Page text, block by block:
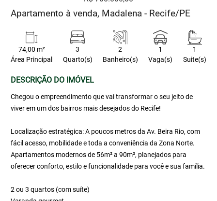
Apartamento à venda, Madalena - Recife/PE
74,00 m²
Área Principal
3
Quarto(s)
2
Banheiro(s)
1
Vaga(s)
1
Suite(s)
DESCRIÇÃO DO IMÓVEL
Chegou o empreendimento que vai transformar o seu jeito de
viver em um dos bairros mais desejados do Recife!
Localização estratégica: A poucos metros da Av. Beira Rio, com
fácil acesso, mobilidade e toda a conveniência da Zona Norte.
Apartamentos modernos de 56m² a 90m², planejados para
oferecer conforto, estilo e funcionalidade para você e sua família.
2 ou 3 quartos (com suíte)